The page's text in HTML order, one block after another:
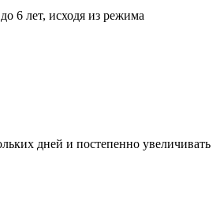
6 лет, исходя из режима
дней и постепенно увеличивать